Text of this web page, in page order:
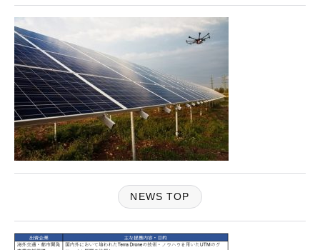
NEWS TOP